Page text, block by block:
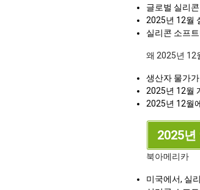
글로벌 실리
2025년 12월
실리콘 소프
왜 2025년 12
생산자 물가
2025년 12월
2025년 12월
2025년
북아메리카
미국에서, 실